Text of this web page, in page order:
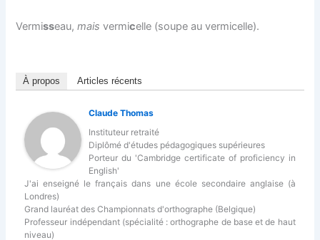
Vermisseau,mais vermicelle (soupe au vermicelle).
À propos Articles récents
Claude Thomas
Instituteur retraité
Diplômé d'études pédagogiques supérieures
Porteur du 'Cambridge certificate of proficiency in
English'
J'ai enseigné le français dans une école secondaire anglaise (à
Londres)
Grand lauréat des Championnats d'orthographe (Belgique)
Professeur indépendant (spécialité : orthographe de base et de haut
niveau)